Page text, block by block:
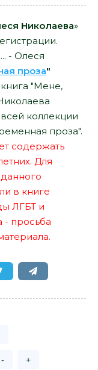
Николаева»
- Олеся
проза"
"Мене,
коллекции
проза".
содержать
Для
в книге
ЛГБТ и
- просьба
- +